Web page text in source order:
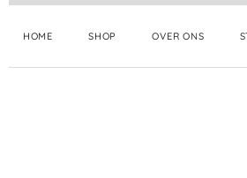
HOME SHOP OVER ONS